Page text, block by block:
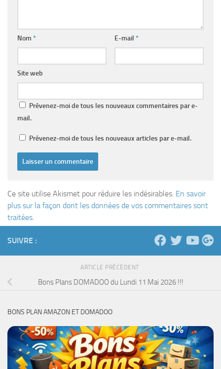
Nom * E-mail *
Site web
Prévenez-moi de tous les nouveaux commentaires par e-
mail.
Prévenez-moi de tous les nouveaux articles par e-mail.
Ce site utilise Akismet pour réduire les indésirables. En savoir
plus sur la façon dont les données de vos commentaires sont
traitées.
SUIVRE :
ARTICLE PRÉCÉDENT
Bons Plans DOMADOO du Lundi 11 Mai 2026 !!!
BONS PLAN AMAZON ET DOMADOO